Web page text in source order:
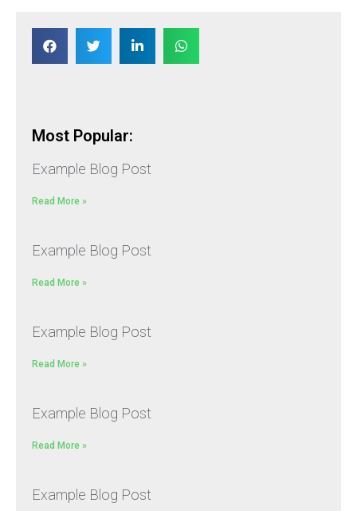
Most Popular:
Example Blog Post
Read More »
Example Blog Post
Read More »
Example Blog Post
Read More »
Example Blog Post
Read More »
Example Blog Post